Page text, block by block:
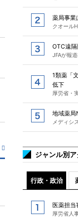
薬局事業
クオール
OTC遠隔
JFAが報
1類薬「
低下
厚労省・
地域薬局
メディシ
ジャンル別
行政・政治
医薬担当
厚労省人